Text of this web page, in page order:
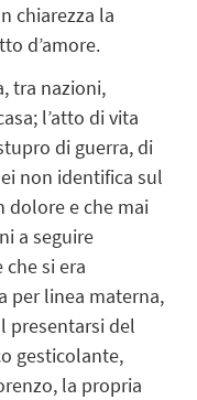
chiarezza la
d’amore.
tra nazioni,
l’atto di vita
di guerra, di
non identifica sul
dolore e che mai
a seguire
si era
per linea materna,
presentarsi del
gesticolante,
la propria